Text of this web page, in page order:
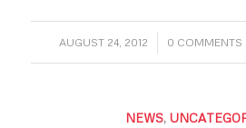
AUGUST 24, 2012
/ 0 COMMENTS
/
NEWS,